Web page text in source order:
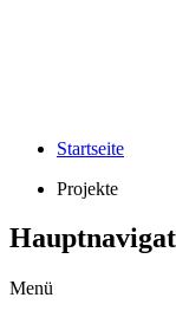
Startseite
Projekte
Menü